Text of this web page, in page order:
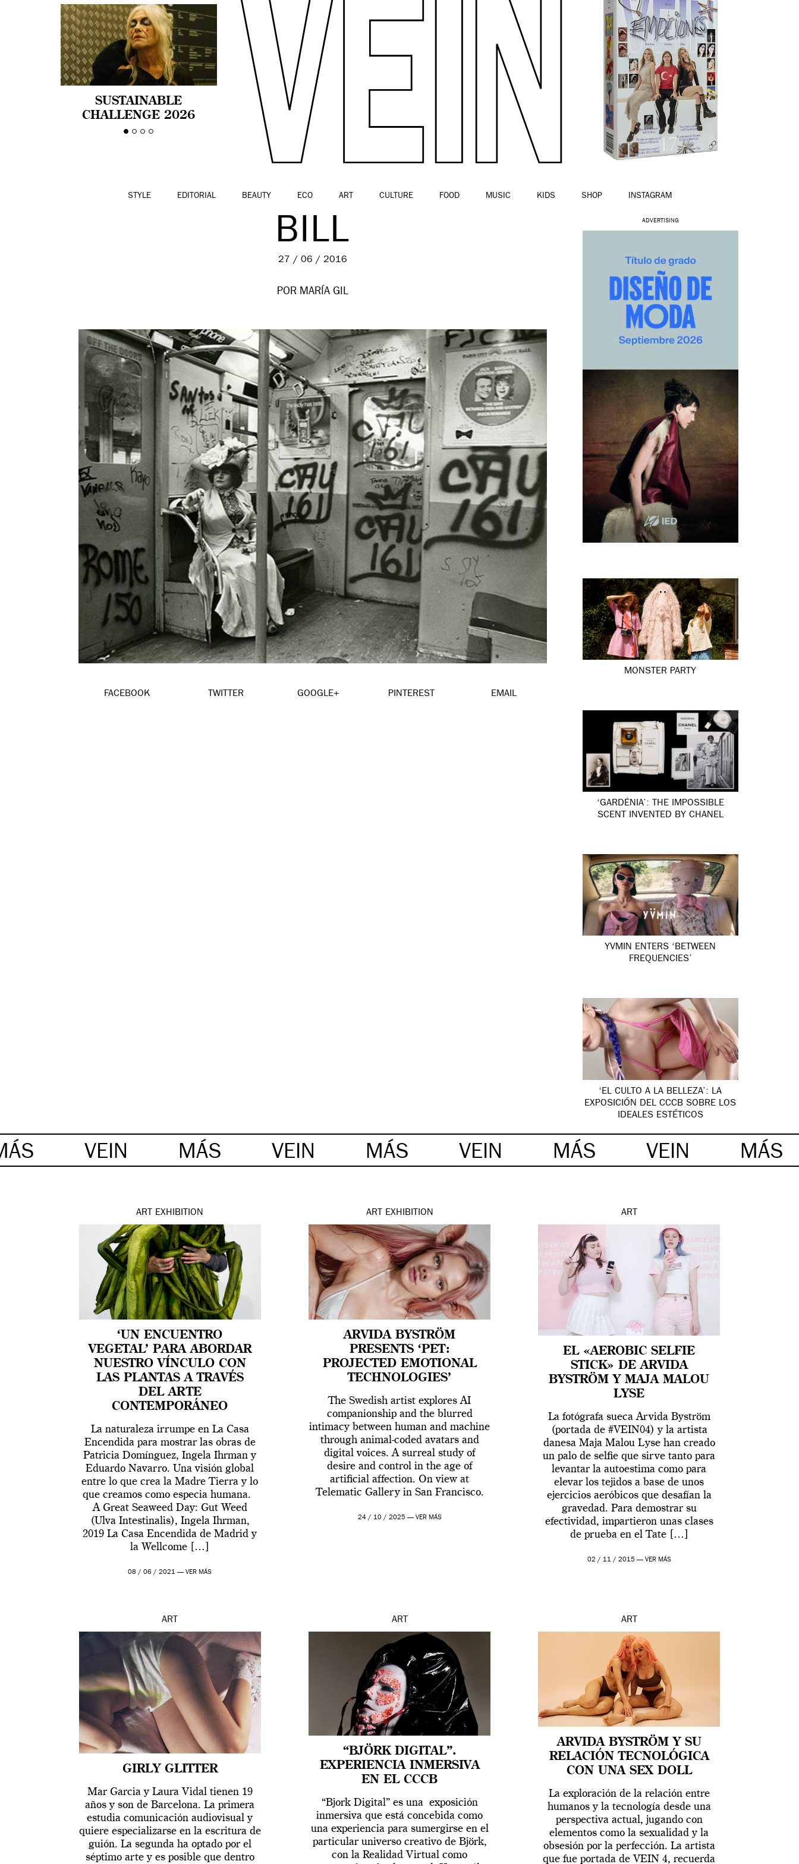
SUSTAINABLE
CHALLENGE 2026
CELEBRA LA
STYLE EDITORIAL BEAUTY ECO ART CULTURE FOOD MUSIC KIDS SHOP INSTAGRAM
BILL
27 / 06 / 2016
POR MARÍA GIL
FACEBOOK TWITTER GOOGLE+ PINTEREST EMAIL
ADVERTISING
MONSTER PARTY
‘GARDÉNIA’: THE IMPOSSIBLE
SCENT INVENTED BY CHANEL
YVMIN ENTERS ‘BETWEEN
FREQUENCIES’
‘EL CULTO A LA BELLEZA’: LA
EXPOSICIÓN DEL CCCB SOBRE LOS
IDEALES ESTÉTICOS
VEIN MÁS VEIN MÁS VEIN MÁS VEIN MÁS
ART EXHIBITION
‘UN ENCUENTRO
VEGETAL’ PARA ABORDAR
NUESTRO VÍNCULO CON
LAS PLANTAS A TRAVÉS
DEL ARTE
CONTEMPORÁNEO
La naturaleza irrumpe en La Casa
Encendida para mostrar las obras de
Patricia Domínguez, Ingela Ihrman y
Eduardo Navarro. Una visión global
entre lo que crea la Madre Tierra y lo
que creamos como especia humana.
A Great Seaweed Day: Gut Weed
(Ulva Intestinalis), Ingela Ihrman,
2019 La Casa Encendida de Madrid y
la Wellcome […]
08 / 06 / 2021 —VER MÁS
ART EXHIBITION
ARVIDA BYSTRÖM
PRESENTS ‘PET:
PROJECTED EMOTIONAL
TECHNOLOGIES’
The Swedish artist explores AI
companionship and the blurred
intimacy between human and machine
through animal-coded avatars and
digital voices. A surreal study of
desire and control in the age of
artificial affection. On view at
Telematic Gallery in San Francisco.
24 / 10 / 2025 — VER MÁS
ART
EL «AEROBIC SELFIE
STICK» DE ARVIDA
BYSTRÖM Y MAJA MALOU
LYSE
La fotógrafa sueca Arvida Byström
(portada de #VEIN04) y la artista
danesa Maja Malou Lyse han creado
un palo de selfie que sirve tanto para
levantar la autoestima como para
elevar los tejidos a base de unos
ejercicios aeróbicos que desafían la
gravedad. Para demostrar su
efectividad, impartieron unas clases
de prueba en el Tate […]
02 / 11 / 2015 — VER MÁS
ART
GIRLY GLITTER
Mar Garcia y Laura Vidal tienen 19
años y son de Barcelona. La primera
estudia comunicación audiovisual y
quiere especializarse en la escritura de
guión. La segunda ha optado por el
séptimo arte y es posible que dentro
ART
“BJÖRK DIGITAL”.
EXPERIENCIA INMERSIVA
EN EL CCCB
“Bjork Digital” es una exposición
inmersiva que está concebida como
una experiencia para sumergirse en el
particular universo creativo de Björk,
con la Realidad Virtual como
ART
ARVIDA BYSTRÖM Y SU
RELACIÓN TECNOLÓGICA
CON UNA SEX DOLL
La exploración de la relación entre
humanos y la tecnología desde una
perspectiva actual, jugando con
elementos como la sexualidad y la
obsesión por la perfección. La artista
que fue portada de VEIN 4, recuerda